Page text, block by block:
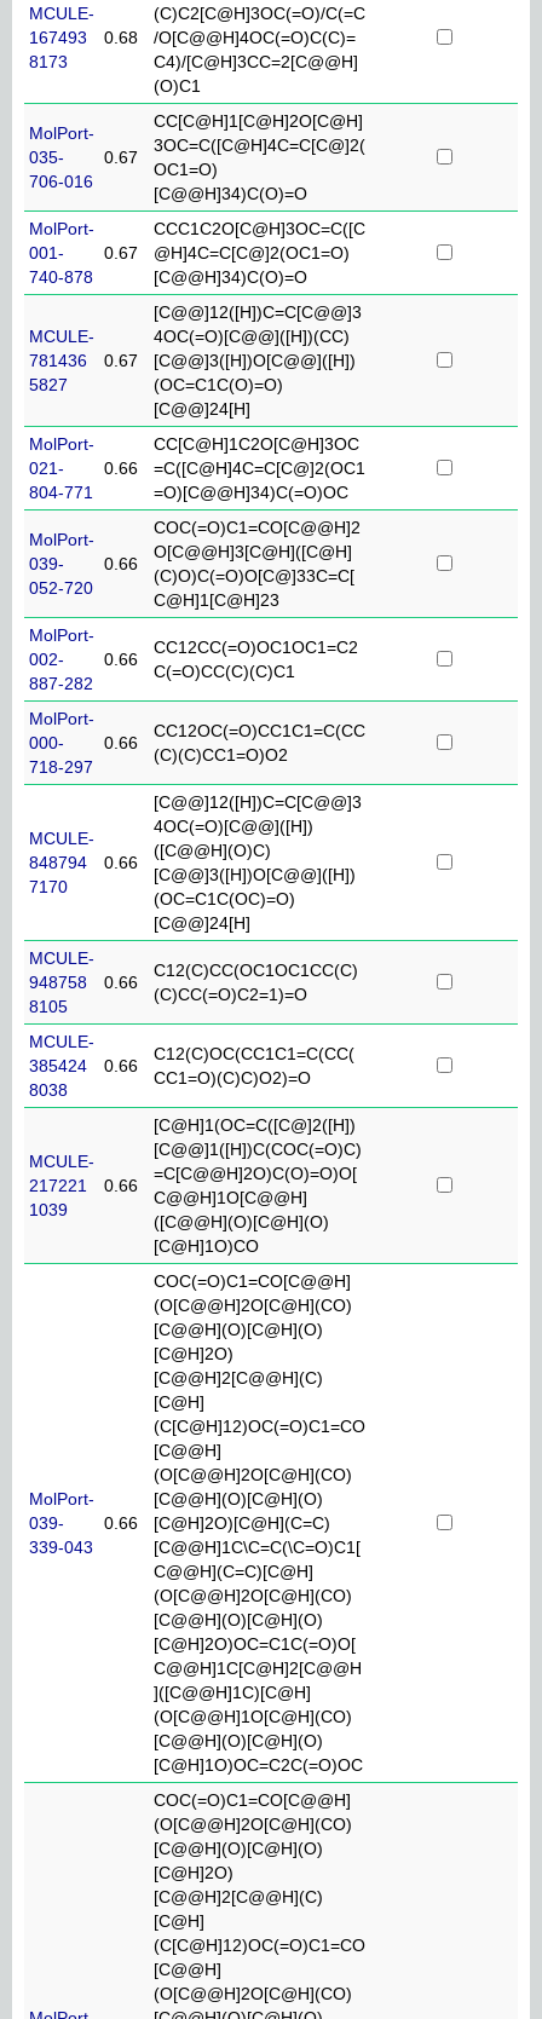
MCULE-
167493
8173
0.68
(C)C2[C@H]3OC(=O)/C(=C
/O[C@@H]4OC(=O)C(C)=
C4)/[C@H]3CC=2[C@@H]
(O)C1
MolPort-
035-
706-016
0.67
CC[C@H]1[C@H]2O[C@H]
3OC=C([C@H]4C=C[C@]2(
OC1=O)
[C@@H]34)C(O)=O
MolPort-
001-
740-878
0.67
CCC1C2O[C@H]3OC=C([C
@H]4C=C[C@]2(OC1=O)
[C@@H]34)C(O)=O
MCULE-
781436
5827
0.67
[C@@]12([H])C=C[C@@]3
4OC(=O)[C@@]([H])(CC)
[C@@]3([H])O[C@@]([H])
(OC=C1C(O)=O)
[C@@]24[H]
MolPort-
021-
804-771
0.66
CC[C@H]1C2O[C@H]3OC
=C([C@H]4C=C[C@]2(OC1
=O)[C@@H]34)C(=O)OC
MolPort-
039-
052-720
0.66
COC(=O)C1=CO[C@@H]2
O[C@@H]3[C@H]([C@H]
(C)O)C(=O)O[C@]33C=C[
C@H]1[C@H]23
MolPort-
002-
887-282
0.66
CC12CC(=O)OC1OC1=C2
C(=O)CC(C)(C)C1
MolPort-
000-
718-297
0.66
CC12OC(=O)CC1C1=C(CC
(C)(C)CC1=O)O2
MCULE-
848794
7170
0.66
[C@@]12([H])C=C[C@@]3
4OC(=O)[C@@]([H])
([C@@H](O)C)
[C@@]3([H])O[C@@]([H])
(OC=C1C(OC)=O)
[C@@]24[H]
MCULE-
948758
8105
0.66
C12(C)CC(OC1OC1CC(C)
(C)CC(=O)C2=1)=O
MCULE-
385424
8038
0.66
C12(C)OC(CC1C1=C(CC(
CC1=O)(C)C)O2)=O
MCULE-
217221
1039
0.66
[C@H]1(OC=C([C@]2([H])
[C@@]1([H])C(COC(=O)C)
=C[C@@H]2O)C(O)=O)O[
C@@H]1O[C@@H]
([C@@H](O)[C@H](O)
[C@H]1O)CO
MolPort-
039-
339-043
0.66
COC(=O)C1=CO[C@@H]
(O[C@@H]2O[C@H](CO)
[C@@H](O)[C@H](O)
[C@H]2O)
[C@@H]2[C@@H](C)
[C@H]
(C[C@H]12)OC(=O)C1=CO
[C@@H]
(O[C@@H]2O[C@H](CO)
[C@@H](O)[C@H](O)
[C@H]2O)[C@H](C=C)
[C@@H]1C\C=C(\C=O)C1[
C@@H](C=C)[C@H]
(O[C@@H]2O[C@H](CO)
[C@@H](O)[C@H](O)
[C@H]2O)OC=C1C(=O)O[
C@@H]1C[C@H]2[C@@H
]([C@@H]1C)[C@H]
(O[C@@H]1O[C@H](CO)
[C@@H](O)[C@H](O)
[C@H]1O)OC=C2C(=O)OC
COC(=O)C1=CO[C@@H]
(O[C@@H]2O[C@H](CO)
[C@@H](O)[C@H](O)
[C@H]2O)
[C@@H]2[C@@H](C)
[C@H]
(C[C@H]12)OC(=O)C1=CO
[C@@H]
(O[C@@H]2O[C@H](CO)